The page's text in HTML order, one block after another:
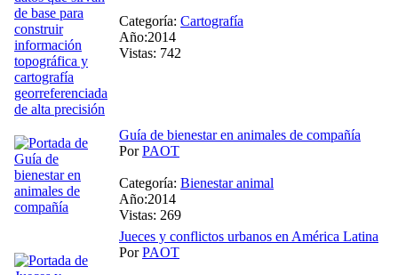
Categoría: Cartografía
Año:2014
Vistas: 742
Guía de bienestar en animales de compañía
PorPAOT
Categoría: Bienestar animal
Año:2014
Vistas: 269
Jueces y conflictos urbanos en América Latina
PorPAOT